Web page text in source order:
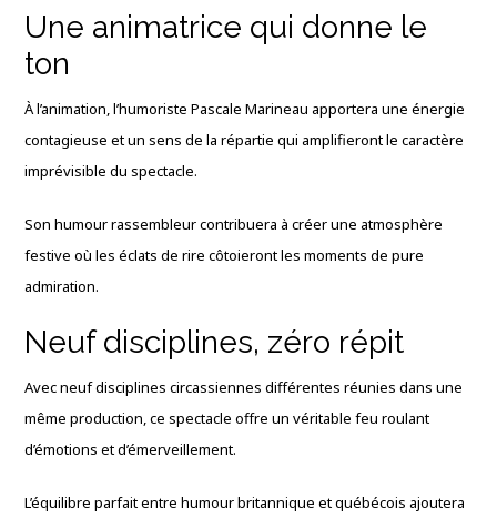
Une animatrice qui donne le
ton
À l’animation, l’humoristePascale Marineau apportera une énergie
contagieuse et un sens de la répartie qui amplifieront le caractère
imprévisible du spectacle.
Son humour rassembleur contribuera à créer une atmosphère
festive où les éclats de rire côtoieront les moments de pure
admiration.
Neuf disciplines, zéro répit
Avec neuf disciplines circassiennes différentes réunies dans une
même production, ce spectacle offre un véritable feu roulant
d’émotions et d’émerveillement.
L’équilibre parfait entre humour britannique et québécois ajoutera